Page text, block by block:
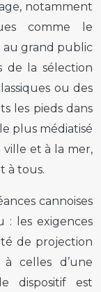
notamment
comme le
au grand public
de la sélection
ou des
les pieds dans
plus médiatisé
et à la mer,
à tous.
cannoises
les exigences
de projection
celles d’une
dispositif est